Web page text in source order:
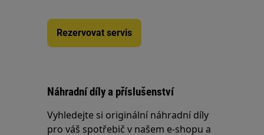
Rezervovat servis
Náhradní díly a příslušenství
Vyhledejte si originální náhradní díly
pro váš spotřebič v našem e-shopu a